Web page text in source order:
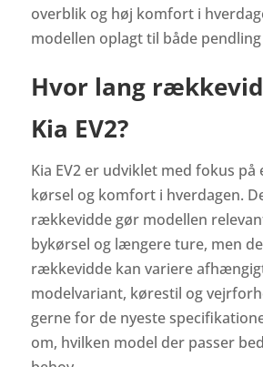
overblik og høj komfort i
modellen oplagt til både
Hvor lang
Kia EV2?
Kia EV2 er udviklet med fokus
kørsel og komfort i hverdagen.
rækkevidde gør modellen
bykørsel og længere ture, men
rækkevidde kan variere
modelvariant, kørestil og
gerne for de nyeste
om, hvilken model der passer